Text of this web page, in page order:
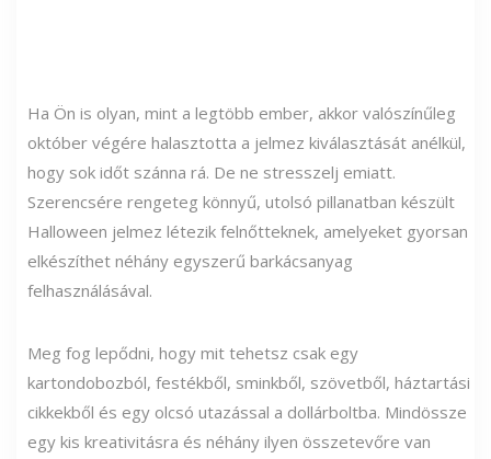
Ha Ön is olyan, mint a legtöbb ember, akkor valószínűleg
október végére halasztotta a jelmez kiválasztását anélkül,
hogy sok időt szánna rá. De ne stresszelj emiatt.
Szerencsére rengeteg könnyű, utolsó pillanatban készült
Halloween jelmez létezik felnőtteknek, amelyeket gyorsan
elkészíthet néhány egyszerű barkácsanyag
felhasználásával.
Meg fog lepődni, hogy mit tehetsz csak egy
kartondobozból, festékből, sminkből, szövetből, háztartási
cikkekből és egy olcsó utazással a dollárboltba. Mindössze
egy kis kreativitásra és néhány ilyen összetevőre van